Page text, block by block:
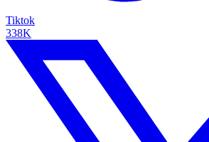
Tiktok
338K